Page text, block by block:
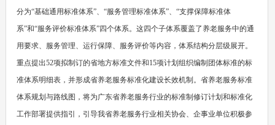
分为“基础通用标准体系”、“服务管理标准体系”、“支撑保障标准体
系”和“服务评价标准体系”四个体系。这四个子体系覆盖了养老服务中的通
用要求、服务管理、运行保障、服务评价等内容，体系结构分层级展开。
重点提出52项拟制订的省地方标准文件和15项计划组织编制团体标准的标
准体系明细表，并形成省养老服务标准化建设长效机制。省养老服务标准
体系规划与路线图，将为广东省养老服务行业的标准制修订计划和标准化
工作部署提供指引，引导我省养老服务行业相关协会、企事业单位积极参